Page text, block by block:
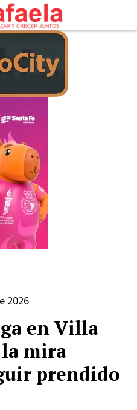
en Villa
mira
prendido
2026